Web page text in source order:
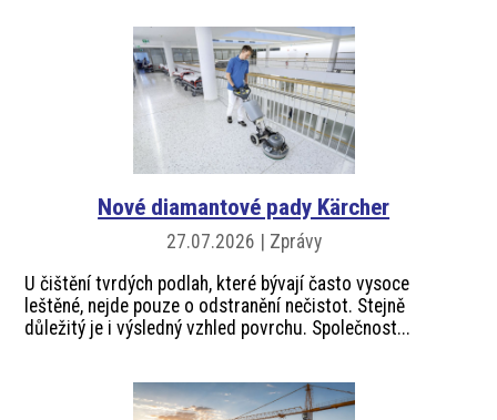
Nové diamantové pady Kärcher
27.07.2026 | Zprávy
U čištění tvrdých podlah, které bývají často vysoce
leštěné, nejde pouze o odstranění nečistot. Stejně
důležitý je i výsledný vzhled povrchu. Společnost...